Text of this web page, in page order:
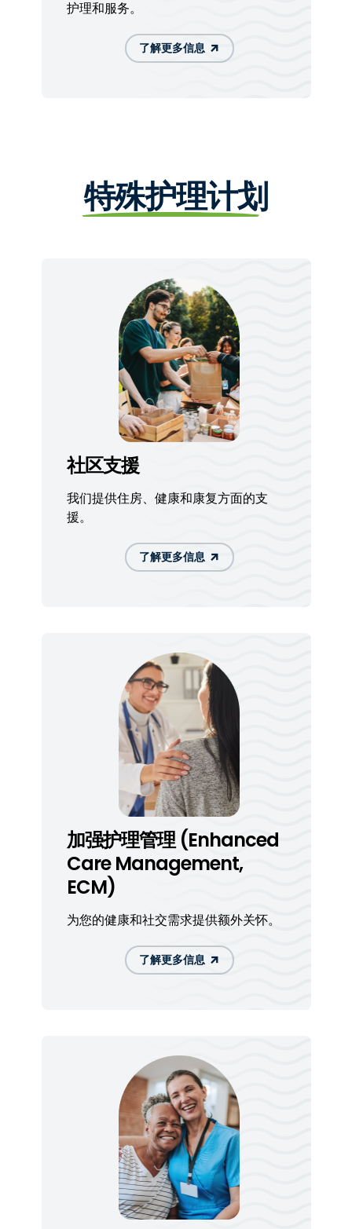
护理和服务。
了解更多信息
特殊护理计划
社区支援
我们提供住房、健康和康复方面的支
援。
了解更多信息
加强护理管理 (Enhanced
Care Management,
ECM)
为您的健康和社交需求提供额外关怀。
了解更多信息